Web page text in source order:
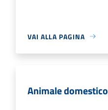
VAI ALLA PAGINA
Animale domestico